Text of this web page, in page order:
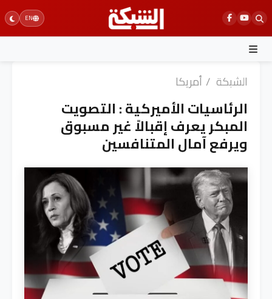
Skip
to
content
EN
الشبكة / أمريكا
الرئاسيات الأميركية : التصويت
المبكر يعرف إقبالاً غير مسبوق
ويرفع آمال المتنافسين